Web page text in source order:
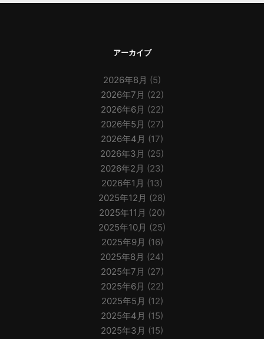
アーカイブ
2026年8月 (5)
2026年7月 (22)
2026年6月 (22)
2026年5月 (27)
2026年4月 (17)
2026年3月 (25)
2026年2月 (23)
2026年1月 (13)
2025年12月 (28)
2025年11月 (20)
2025年10月 (25)
2025年9月 (16)
2025年8月 (24)
2025年7月 (27)
2025年6月 (22)
2025年5月 (12)
2025年4月 (15)
2025年3月 (15)